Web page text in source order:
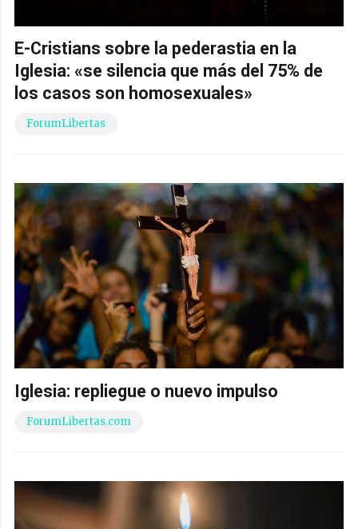
E-Cristians sobre la pederastia en la
Iglesia: «se silencia que más del 75% de
los casos son homosexuales»
ForumLibertas
Iglesia: repliegue o nuevo impulso
ForumLibertas.com